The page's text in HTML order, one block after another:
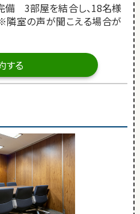
備 3部屋を結合し、18名様
隣室の声が聞こえる場合が
する